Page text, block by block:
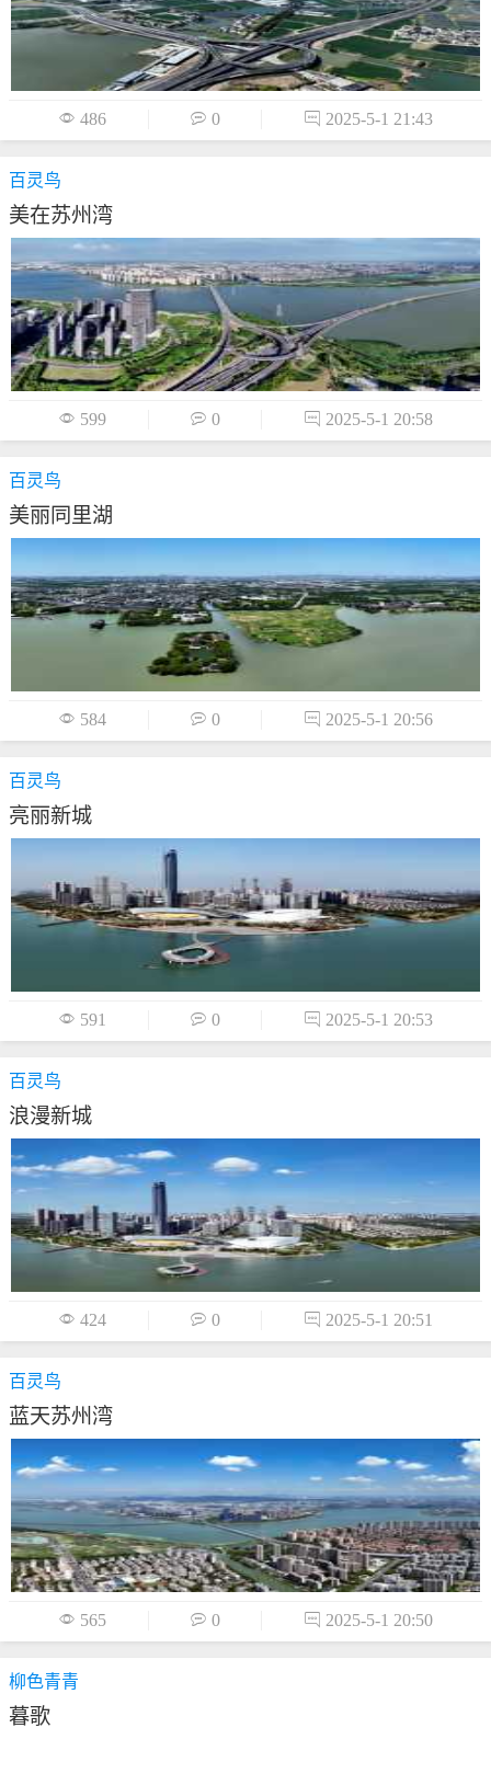
 486  0  2025-5-1 21:43
百灵鸟
美在苏州湾
 599  0  2025-5-1 20:58
百灵鸟
美丽同里湖
 584  0  2025-5-1 20:56
百灵鸟
亮丽新城
 591  0  2025-5-1 20:53
百灵鸟
浪漫新城
 424  0  2025-5-1 20:51
百灵鸟
蓝天苏州湾
 565  0  2025-5-1 20:50
柳色青青
暮歌